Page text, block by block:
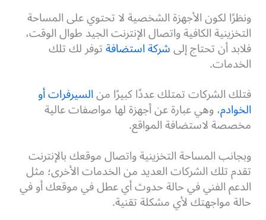
ونظرًا لكون الأجهزة الشخصية لا تحتوي على المساحة
التخزينية الكافية واتصال الإنترنت الجيد طوال الوقت،
فلابد أن تحتاج إلىشركة استضافةتوفر لك تلك
الخدمات.
فتلك الشركات تمتلك عددًا كبيرًا منالسيرفرات أو
الخوادم، وهي عبارة عن أجهزة لها مواصفات عالية
مخصصة لاستضافة المواقع.
وبجانب المساحة التخزينية واتصال موقعك بالإنترنت
تقدم تلك الشركات العديد من الخدمات الأخرى؛ مثل
الدعم الفني في حالة حدوث أي عطل في موقعك أو في
حالة مواجهتك لأي مشكلة تقنية.